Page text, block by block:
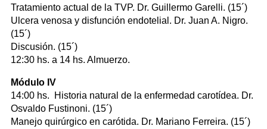
Tratamiento actual de la TVP. Dr. Guillermo Garelli. (15´)
Ulcera venosa y disfunción endotelial. Dr. Juan A. Nigro.
(15´)
Discusión. (15´)
12:30 hs. a 14 hs. Almuerzo.
Módulo IV
14:00 hs. Historia natural de la enfermedad carotídea. Dr.
Osvaldo Fustinoni. (15´)
Manejo quirúrgico en carótida. Dr. Mariano Ferreira. (15´)